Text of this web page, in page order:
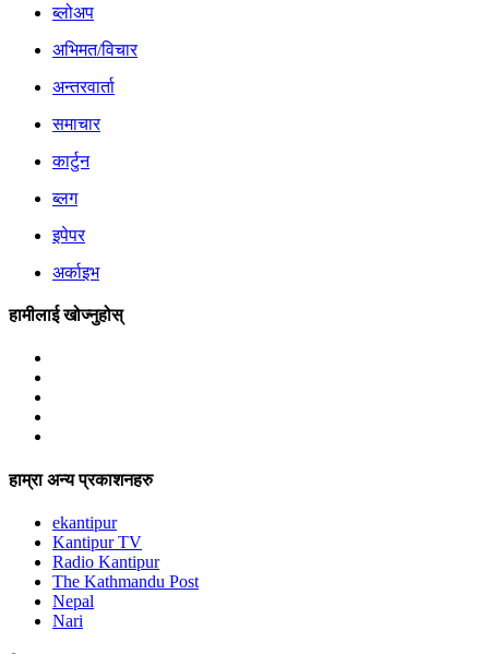
ब्लोअप
अभिमत/विचार
अन्तरवार्ता
समाचार
कार्टुन
ब्लग
इपेपर
अर्काइभ
हामीलाई खोज्नुहोस्
हाम्रा अन्य प्रकाशनहरु
ekantipur
Kantipur TV
Radio Kantipur
The Kathmandu Post
Nepal
Nari